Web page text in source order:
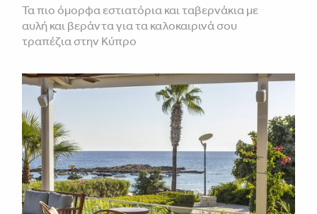
Τα πιο όμορφα εστιατόρια και ταβερνάκια με
αυλή και βεράντα για τα καλοκαιρινά σου
τραπέζια στην Κύπρο